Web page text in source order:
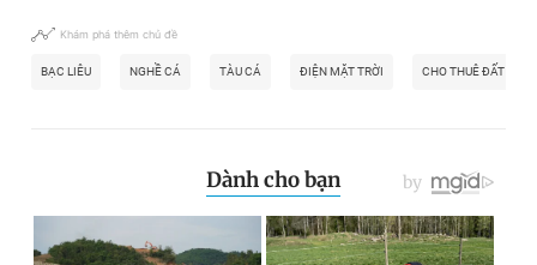
Khám phá thêm chủ đề
BẠC LIÊU NGHỀ CÁ TÀU CÁ ĐIỆN MẶT TRỜI CHO THUÊ ĐẤT